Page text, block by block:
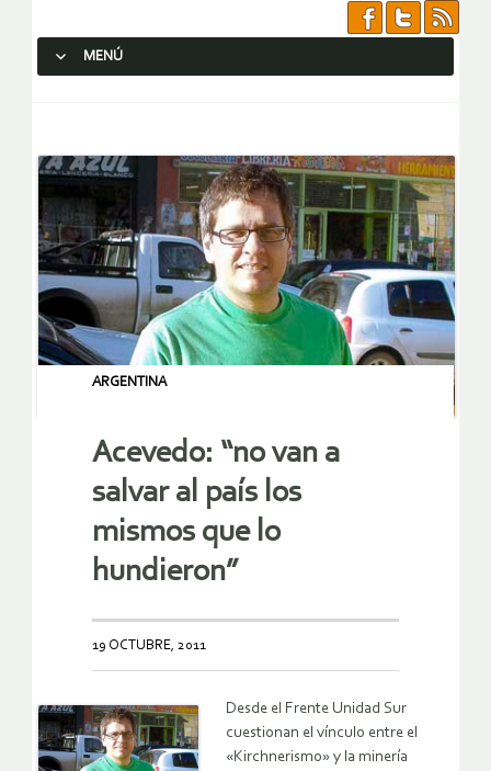
MENÚ
ARGENTINA
Acevedo: “no van a
salvar al país los
mismos que lo
hundieron”
19 OCTUBRE, 2011
Desde el Frente Unidad Sur
cuestionan el vínculo entre el
«Kirchnerismo» y la minería